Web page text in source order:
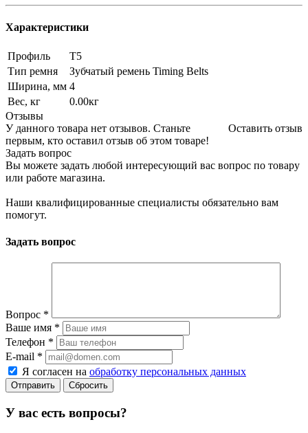
Характеристики
Профиль
T5
Тип ремня
Зубчатый ремень Timing Belts
Ширина, мм 4
Вес, кг
0.00кг
Отзывы
Оставить отзыв
У данного товара нет отзывов. Станьте
первым, кто оставил отзыв об этом товаре!
Задать вопрос
Вы можете задать любой интересующий вас вопрос по товару
или работе магазина.
Наши квалифицированные специалисты обязательно вам
помогут.
Задать вопрос
Вопрос *
Ваше имя *
Телефон *
E-mail *
Я согласен на обработку персональных данных
Сбросить
У вас есть вопросы?